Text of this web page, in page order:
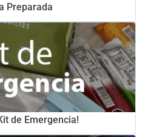
Preparada
de Emergencia!